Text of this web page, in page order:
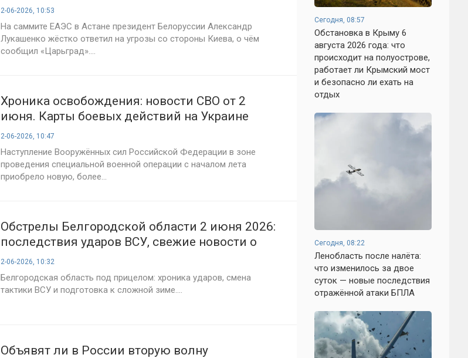
2-06-2026, 10:53
На саммите ЕАЭС в Астане президент Белоруссии Александр
Лукашенко жёстко ответил на угрозы со стороны Киева, о чём
сообщил «Царьград»....
Хроника освобождения: новости СВО от 2
июня. Карты боевых действий на Украине
сегодня, военная сводка, 1559-й день
спецоперации
2-06-2026, 10:47
Наступление Вооружённых сил Российской Федерации в зоне
проведения специальной военной операции с началом лета
приобрело новую, более...
Обстрелы Белгородской области 2 июня 2026:
последствия ударов ВСУ, свежие новости о
ситуации в Белгороде
2-06-2026, 10:32
Белгородская область под прицелом: хроника ударов, смена
тактики ВСУ и подготовка к сложной зиме....
Объявят ли в России вторую волну
Сегодня, 08:57
Обстановка в Крыму 6
августа 2026 года: что
происходит на полуострове,
работает ли Крымский мост
и безопасно ли ехать на
отдых
Сегодня, 08:22
Ленобласть после налёта:
что изменилось за двое
суток — новые последствия
отражённой атаки БПЛА